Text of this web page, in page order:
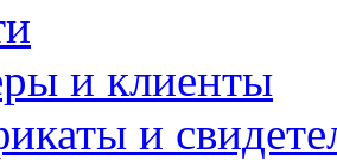
и клиенты
и